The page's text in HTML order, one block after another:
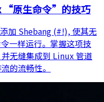
“原生命令”的技巧
加 Shebang (#!), 使其无
一样运行。掌握这项技
无缝集成到 Linux 管道
的流畅性。